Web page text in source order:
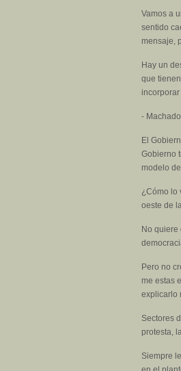
Vamos a
sentido
mensaje,
Hay un
que
-
El
Gobierno
modelo
¿Cómo lo
oeste de
No quiere
Pero no
me estas
explicarlo
Sectores
protesta,
Siempre